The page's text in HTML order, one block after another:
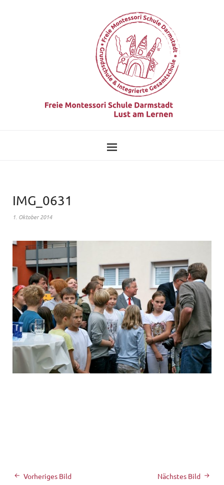
IMG_0631
1. Oktober 2014
Nächstes Bild
Vorheriges Bild